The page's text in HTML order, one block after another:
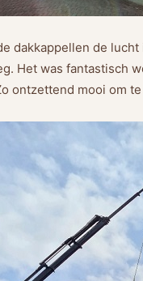
dakkappellen de lucht
Het was fantastisch
ontzettend mooi om